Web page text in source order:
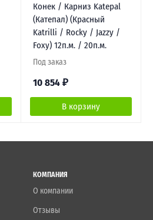
Конек / Карниз Katepal
(Катепал) (Красный
Katrilli / Rocky / Jazzy /
Foxy) 12п.м. / 20п.м.
Под заказ
10 854 ₽
В корзину
КОМПАНИЯ
О компании
Отзывы